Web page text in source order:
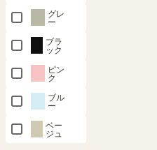
グレ
ー
ブラ
ック
ピン
ク
ブル
ー
ベー
ジュ
在庫あり
クーポンは注文手続き画